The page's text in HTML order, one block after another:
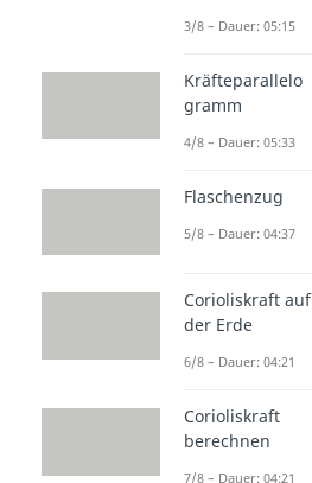
3/8 – Dauer: 05:15
Kräfteparallelo
gramm
4/8 – Dauer: 05:33
Flaschenzug
5/8 – Dauer: 04:37
Corioliskraft auf
der Erde
6/8 – Dauer: 04:21
Corioliskraft
berechnen
7/8 – Dauer: 04:21